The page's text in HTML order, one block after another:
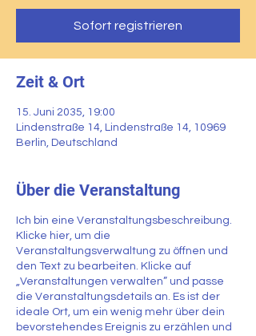
Sofort registrieren
Zeit & Ort
15. Juni 2035, 19:00
Lindenstraße 14, Lindenstraße 14, 10969
Berlin, Deutschland
Über die Veranstaltung
Ich bin eine Veranstaltungsbeschreibung.
Klicke hier, um die
Veranstaltungsverwaltung zu öffnen und
den Text zu bearbeiten. Klicke auf
„Veranstaltungen verwalten” und passe
die Veranstaltungsdetails an. Es ist der
ideale Ort, um ein wenig mehr über dein
bevorstehendes Ereignis zu erzählen und